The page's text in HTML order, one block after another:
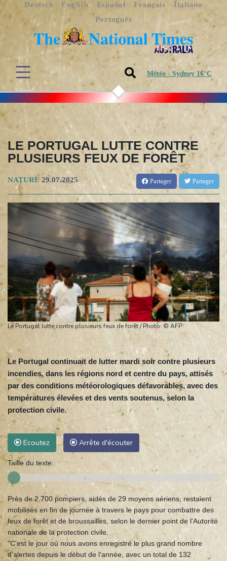
Deutsch English Español Français
Italiano
Português
Météo - Sydney 16°C
LE PORTUGAL LUTTE CONTRE
PLUSIEURS FEUX DE FORÊT
NATURE 29.07.2025 Partager Partager
Le Portugal lutte contre plusieurs feux de forêt / Photo: © AFP
Le Portugal continuait de lutter mardi soir contre plusieurs
incendies, dans les régions nord et centre du pays, attisés
par des conditions météorologiques défavorables, avec des
températures élevées et des vents soutenus, selon la
protection civile.
Ecoutez Arrête d'écouter
Taille du texte:
Près de 2.700 pompiers, aidés de 29 moyens aériens, restaient
mobilisés en fin de journée à travers le pays pour combattre des
feux de forêt et de broussailles, selon le dernier point de l'Autorité
nationale de la protection civile.
"C'est le jour où nous avons enregistré le plus grand nombre
d'alertes depuis le début de l'année, avec un total de 132